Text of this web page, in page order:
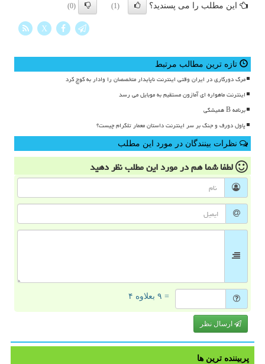
این مطلب را می پسندید؟ (1)
(0)
X
تازه ترین مطالب مرتبط
مرگ دورکاری در ایران وقتی اینترنت ناپایدار متخصصان را وادار به کوچ کرد
اینترنت ماهواره ای آمازون مستقیم به موبایل می رسد
برنامه B همیشگی
پاول دورف و جنگ بر سر اینترنت داستان معمار تلگرام چیست؟
نظرات بینندگان در مورد این مطلب
لطفا شما همدر مورد این مطلبنظر دهید
= ۹ بعلاوه ۴
ارسال نظر
پربیننده ترین ها